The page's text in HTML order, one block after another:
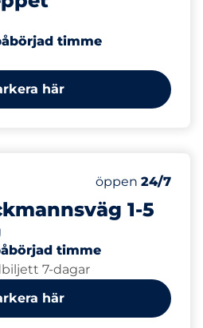
timme
här
1-5
Antal
Totalt antal
Torsdag&nbsp
öppen 24/7
timme
7-dagar
här